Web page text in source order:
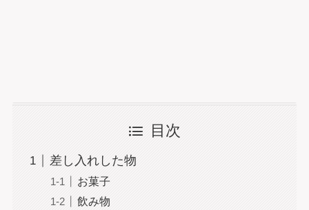
目次
差し入れした物
お菓子
飲み物